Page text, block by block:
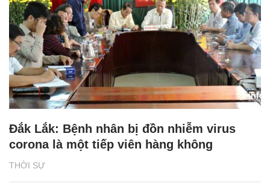
THỜI SỰ
Đắk Lắk: Bệnh nhân bị đồn nhiễm virus
corona là một tiếp viên hàng không